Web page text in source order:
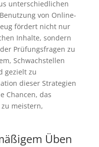
unterschiedlichen
von Online-
fördert nicht nur
Inhalte, sondern
Prüfungsfragen zu
Schwachstellen
gezielt zu
dieser Strategien
Chancen, das
meistern,
Üben